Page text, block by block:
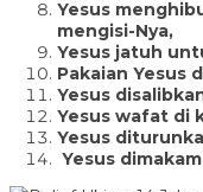
Yesus
mengisi-Nya,
Yesus jatuh
Pakaian Yesus
Yesus
Yesus wafat di
Yesus
Yesus